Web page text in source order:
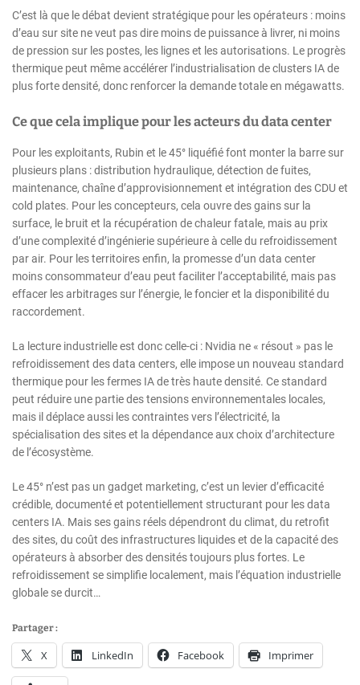
C’est là que le débat devient stratégique pour les opérateurs : moins
d’eau sur site ne veut pas dire moins de puissance à livrer, ni moins
de pression sur les postes, les lignes et les autorisations. Le progrès
thermique peut même accélérer l’industrialisation de clusters IA de
plus forte densité, donc renforcer la demande totale en mégawatts.
Ce que cela implique pour les acteurs du data center
Pour les exploitants, Rubin et le 45° liquéfié font monter la barre sur
plusieurs plans : distribution hydraulique, détection de fuites,
maintenance, chaîne d’approvisionnement et intégration des CDU et
cold plates. Pour les concepteurs, cela ouvre des gains sur la
surface, le bruit et la récupération de chaleur fatale, mais au prix
d’une complexité d’ingénierie supérieure à celle du refroidissement
par air. Pour les territoires enfin, la promesse d’un data center
moins consommateur d’eau peut faciliter l’acceptabilité, mais pas
effacer les arbitrages sur l’énergie, le foncier et la disponibilité du
raccordement.
La lecture industrielle est donc celle-ci : Nvidia ne « résout » pas le
refroidissement des data centers, elle impose un nouveau standard
thermique pour les fermes IA de très haute densité. Ce standard
peut réduire une partie des tensions environnementales locales,
mais il déplace aussi les contraintes vers l’électricité, la
spécialisation des sites et la dépendance aux choix d’architecture
de l’écosystème.
Le 45° n’est pas un gadget marketing, c’est un levier d’efficacité
crédible, documenté et potentiellement structurant pour les data
centers IA. Mais ses gains réels dépendront du climat, du retrofit
des sites, du coût des infrastructures liquides et de la capacité des
opérateurs à absorber des densités toujours plus fortes. Le
refroidissement se simplifie localement, mais l’équation industrielle
globale se durcit…
Partager :
X LinkedIn Facebook Imprimer